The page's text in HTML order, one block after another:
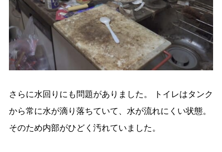
さらに水回りにも問題がありました。 トイレはタンク
から常に水が滴り落ちていて、水が流れにくい状態。
そのため内部がひどく汚れていました。